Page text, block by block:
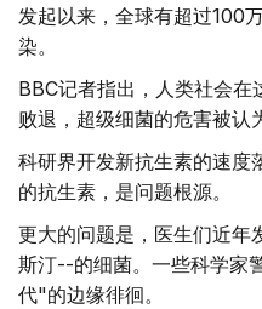
发起以来，全球有超过100
染。
BBC记者指出，人类社会
败退，超级细菌的危害被认
科研界开发新抗生素的速度
的抗生素，是问题根源。
更大的问题是，医生们近年
斯汀--的细菌。一些科学家
代"的边缘徘徊。